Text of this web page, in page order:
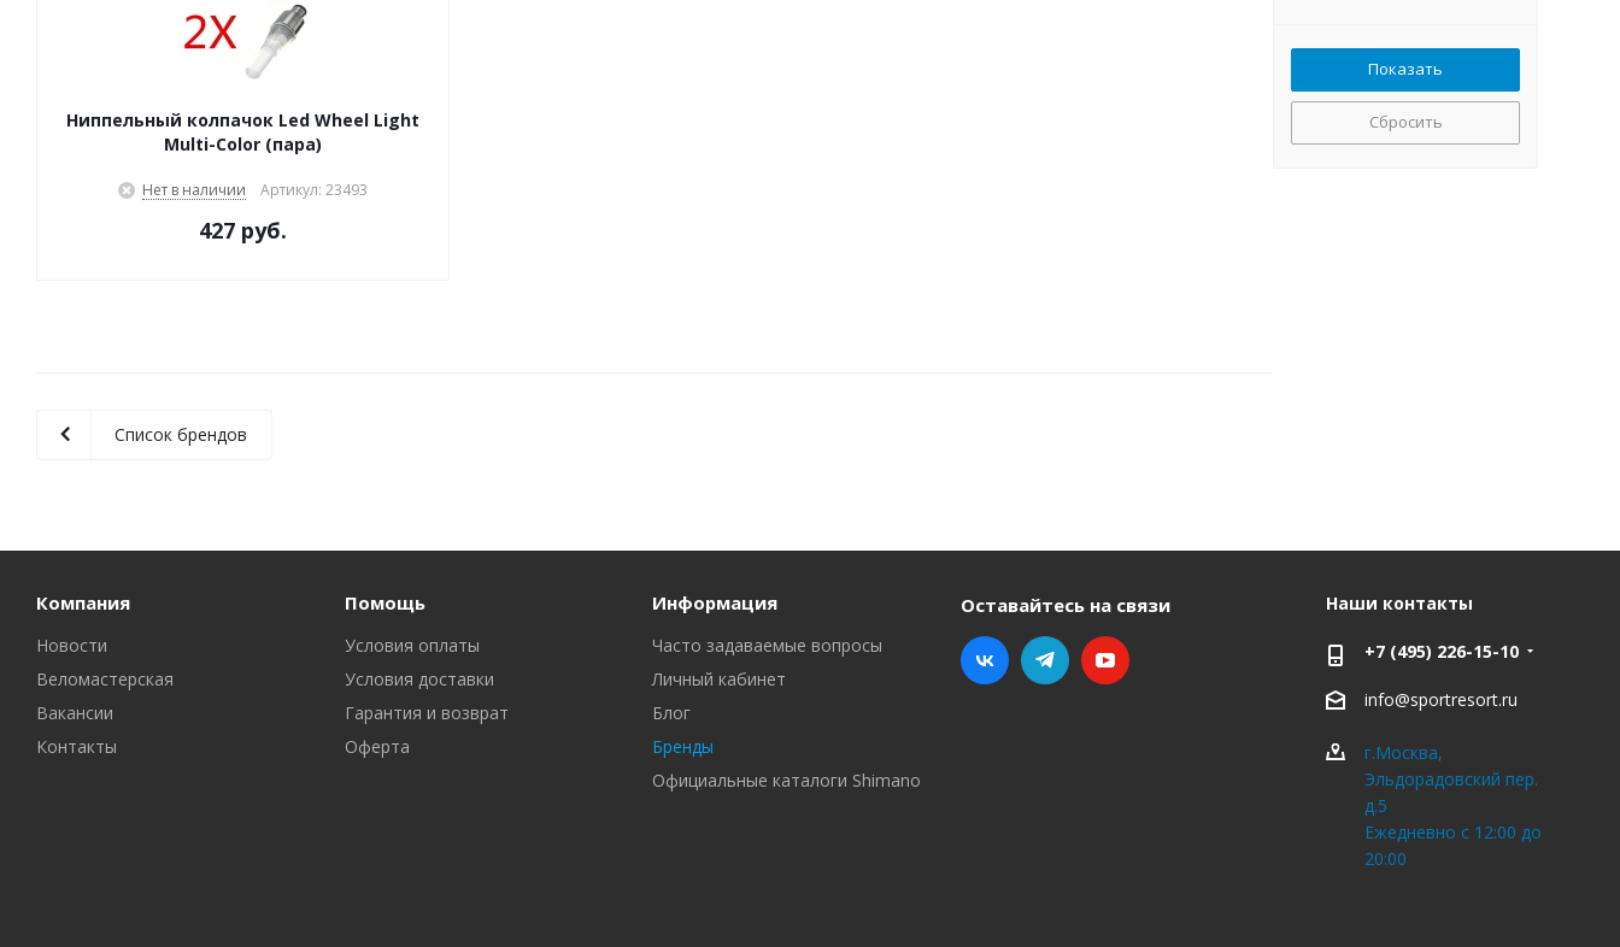
Ниппельный колпачок Led Wheel Light
Multi-Color (пара)
Нет в наличии Артикул: 23493
427 руб.
Список брендов
Сбросить
Компания
Новости
Веломастерская
Вакансии
Контакты
Помощь
Условия оплаты
Условия доставки
Гарантия и возврат
Оферта
Информация
Часто задаваемые вопросы
Личный кабинет
Блог
Бренды
Официальные каталоги Shimano
Оставайтесь на связи Наши контакты
+7 (495) 226-15-10
info@sportresort.ru
г.Москва,
Эльдорадовский пер.
д.5
Ежедневно с 12:00 до
20:00